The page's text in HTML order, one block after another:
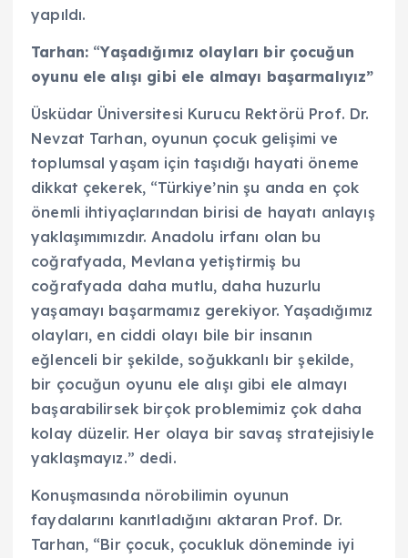
yapıldı.
Tarhan: “Yaşadığımız olayları bir çocuğun
oyunu ele alışı gibi ele almayı başarmalıyız”
Üsküdar Üniversitesi Kurucu Rektörü Prof. Dr.
Nevzat Tarhan, oyunun çocuk gelişimi ve
toplumsal yaşam için taşıdığı hayati öneme
dikkat çekerek, “Türkiye’nin şu anda en çok
önemli ihtiyaçlarından birisi de hayatı anlayış
yaklaşımımızdır. Anadolu irfanı olan bu
coğrafyada, Mevlana yetiştirmiş bu
coğrafyada daha mutlu, daha huzurlu
yaşamayı başarmamız gerekiyor. Yaşadığımız
olayları, en ciddi olayı bile bir insanın
eğlenceli bir şekilde, soğukkanlı bir şekilde,
bir çocuğun oyunu ele alışı gibi ele almayı
başarabilirsek birçok problemimiz çok daha
kolay düzelir. Her olaya bir savaş stratejisiyle
yaklaşmayız.” dedi.
Konuşmasında nörobilimin oyunun
faydalarını kanıtladığını aktaran Prof. Dr.
Tarhan, “Bir çocuk, çocukluk döneminde iyi